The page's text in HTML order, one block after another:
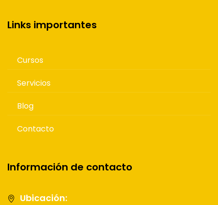
Links importantes
Cursos
Servicios
Blog
Contacto
Información de contacto
Ubicación: